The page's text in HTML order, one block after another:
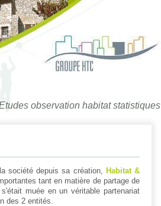
observation habitat statistiques
société depuis sa création,
Habitat &
tant en matière de partage de
muée en un véritable partenariat
des 2 entités.